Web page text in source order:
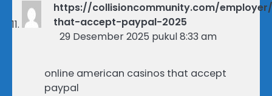
https://collisioncommunity.com/
that-accept-paypal-2025
29 Desember 2025 pukul 8:33 am
online american casinos that accept
paypal